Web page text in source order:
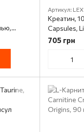
Acids,
Артикул:
Креатин,
Capsules,
капсул
705 грн